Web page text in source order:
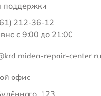
поддержки
212-36-12
с 9:00 до 21:00
repair-center.ru
офис
123